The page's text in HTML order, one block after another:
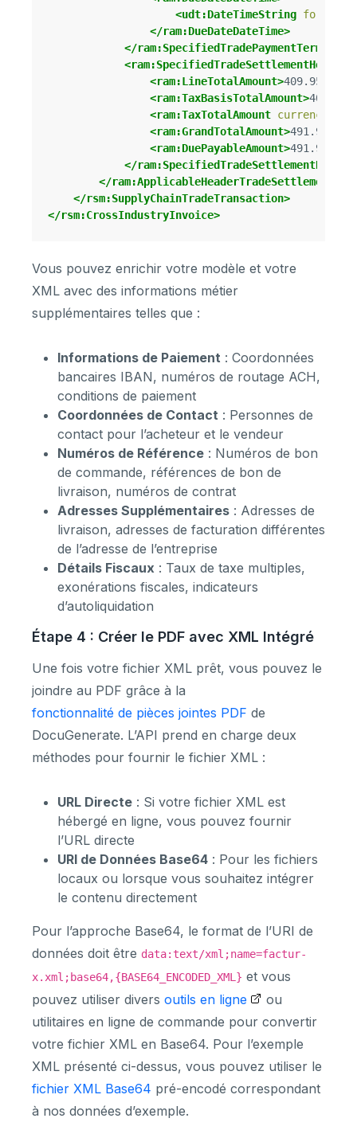
<udt:DateTimeString format=
</ram:DueDateDateTime>
</ram:SpecifiedTradePaymentTerms>
<ram:LineTotalAmount>409.95
<ram:TaxBasisTotalAmount>409.95
<ram:TaxTotalAmount currencyID=
<ram:GrandTotalAmount>491.94
<ram:DuePayableAmount>491.94
</
</ram:ApplicableHeaderTradeSettlement>
</rsm:SupplyChainTradeTransaction>
</rsm:CrossIndustryInvoice>
Vous pouvez enrichir votre modèle et votre
XML avec des informations métier
supplémentaires telles que :
Informations de Paiement : Coordonnées
bancaires IBAN, numéros de routage ACH,
conditions de paiement
Coordonnées de Contact : Personnes de
contact pour l’acheteur et le vendeur
Numéros de Référence : Numéros de bon
de commande, références de bon de
livraison, numéros de contrat
Adresses Supplémentaires : Adresses de
livraison, adresses de facturation différentes
de l’adresse de l’entreprise
Détails Fiscaux : Taux de taxe multiples,
exonérations fiscales, indicateurs
d’autoliquidation
Étape 4 : Créer le PDF avec XML Intégré
Une fois votre fichier XML prêt, vous pouvez le
joindre au PDF grâce à la
fonctionnalité de pièces jointes PDF de
DocuGenerate. L’API prend en charge deux
méthodes pour fournir le fichier XML :
URL Directe : Si votre fichier XML est
hébergé en ligne, vous pouvez fournir
l’URL directe
URI de Données Base64 : Pour les fichiers
locaux ou lorsque vous souhaitez intégrer
le contenu directement
Pour l’approche Base64, le format de l’URI de
données doit être data:text/xml;name=factur-
x.xml;base64,{BASE64_ENCODED_XML} et vous
pouvez utiliser divers outils en ligne
ou
utilitaires en ligne de commande pour convertir
votre fichier XML en Base64. Pour l’exemple
XML présenté ci-dessus, vous pouvez utiliser le
fichier XML Base64 pré-encodé correspondant
à nos données d’exemple.